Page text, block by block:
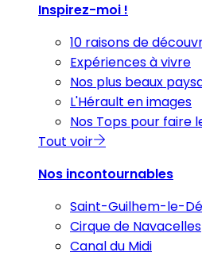
Inspirez-moi !
10 raisons de
Expériences à vivre
Nos plus beaux
L'Hérault en images
Nos Tops pour faire
Tout voir
Nos incontournables
Saint-Guilhem-le-
Cirque de Navacelles
Canal du Midi